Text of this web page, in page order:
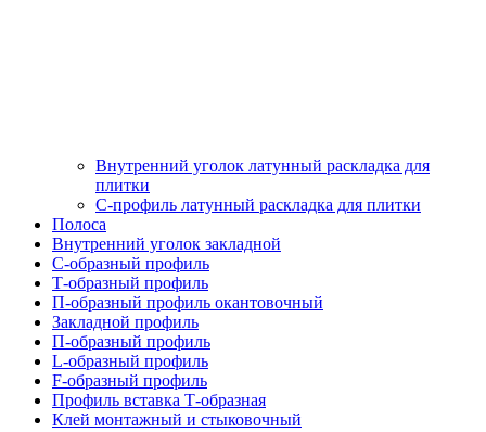
Внутренний уголок латунный раскладка для
плитки
С-профиль латунный раскладка для плитки
Полоса
Внутренний уголок закладной
С-образный профиль
Т-образный профиль
П-образный профиль окантовочный
Закладной профиль
П-образный профиль
L-образный профиль
F-образный профиль
Профиль вставка Т-образная
Клей монтажный и стыковочный